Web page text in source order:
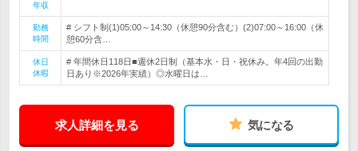
年収
勤務
時間
# シフト制(1)05:00～14:30（休憩90分含む）(2)07:00～16:00（休
憩60分含…
休日
休暇
# 年間休日118日■週休2日制（基本水・日・祝休み。年4回の出勤
日あり※2026年実績）◎水曜日は…
求人詳細を見る 気になる